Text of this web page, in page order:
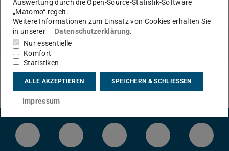
LinkedIn-Seite der TU Darmstadt
Instagram-Kanal der TU
Bluesky-Kanal der TU
Facebook-
Auswertung durch die Open-Source-Statistik-Software
„Matomo“ regelt.
Weitere Informationen zum Einsatz von Cookies erhalten Sie
in unserer
Datenschutzerklärung.
Nur essentielle
Komfort
Statistiken
ALLE AKZEPTIEREN SPEICHERN & SCHLIESSEN
Impressum